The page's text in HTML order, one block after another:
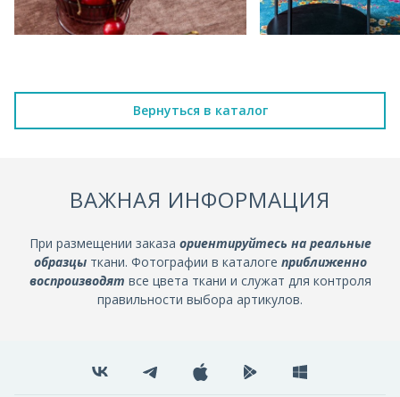
Вернуться в каталог
ВАЖНАЯ ИНФОРМАЦИЯ
При размещении заказа ориентируйтесь на реальные
образцыткани. Фотографии в каталоге приближенно
воспроизводят все цвета ткани и служат для контроля
правильности выбора артикулов.